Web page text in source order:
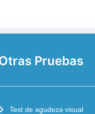
Pruebas
Test de agudeza visual